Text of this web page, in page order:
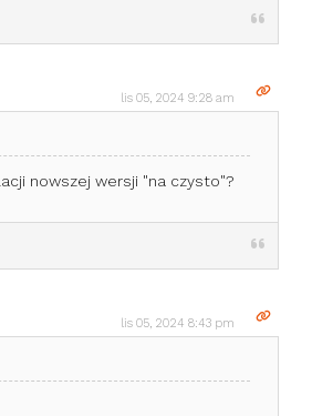
lis 05, 2024 9:28 am
nowszej wersji "na czysto"?
lis 05, 2024 8:43 pm